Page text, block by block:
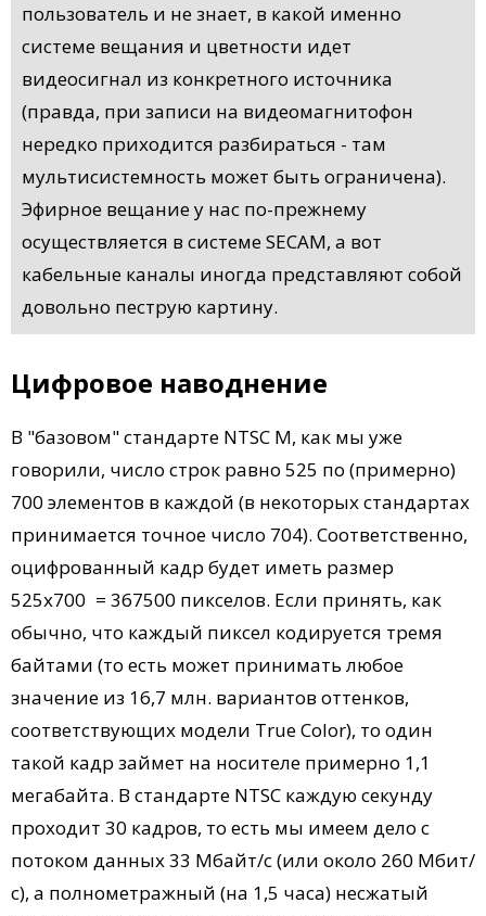
пользователь и не знает, в какой именно
системе вещания и цветности идет
видеосигнал из конкретного источника
(правда, при записи на видеомагнитофон
нередко приходится разбираться - там
мультисистемность может быть ограничена).
Эфирное вещание у нас по-прежнему
осуществляется в системе SECAM, а вот
кабельные каналы иногда представляют собой
довольно пеструю картину.
Цифровое наводнение
В "базовом" стандарте NTSC M, как мы уже
говорили, число строк равно 525 по (примерно)
700 элементов в каждой (в некоторых стандартах
принимается точное число 704). Соответственно,
оцифрованный кадр будет иметь размер
525х700 = 367500 пикселов. Если принять, как
обычно, что каждый пиксел кодируется тремя
байтами (то есть может принимать любое
значение из 16,7 млн. вариантов оттенков,
соответствующих модели True Color), то один
такой кадр займет на носителе примерно 1,1
мегабайта. В стандарте NTSC каждую секунду
проходит 30 кадров, то есть мы имеем дело с
потоком данных 33 Мбайт/с (или около 260 Мбит/
с), а полнометражный (на 1,5 часа) несжатый